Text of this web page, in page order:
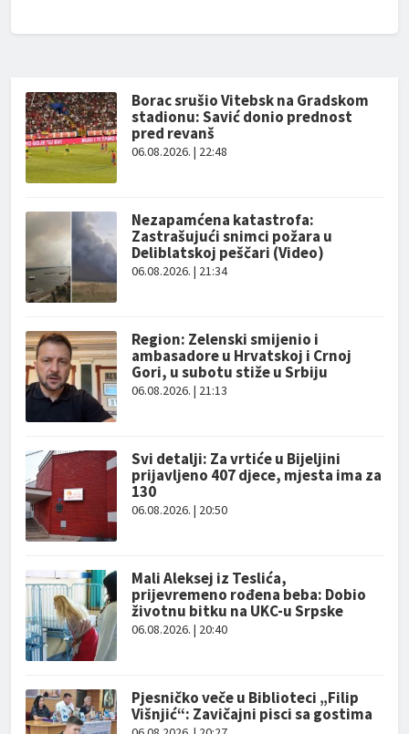
Borac srušio Vitebsk na Gradskom
stadionu: Savić donio prednost
pred revanš
06.08.2026. | 22:48
Nezapamćena katastrofa:
Zastrašujući snimci požara u
Deliblatskoj peščari (Video)
06.08.2026. | 21:34
Region: Zelenski smijenio i
ambasadore u Hrvatskoj i Crnoj
Gori, u subotu stiže u Srbiju
06.08.2026. | 21:13
Svi detalji: Za vrtiće u Bijeljini
prijavljeno 407 djece, mjesta ima za
130
06.08.2026. | 20:50
Mali Aleksej iz Teslića,
prijevremeno rođena beba: Dobio
životnu bitku na UKC-u Srpske
06.08.2026. | 20:40
Pjesničko veče u Biblioteci „Filip
Višnjić“: Zavičajni pisci sa gostima